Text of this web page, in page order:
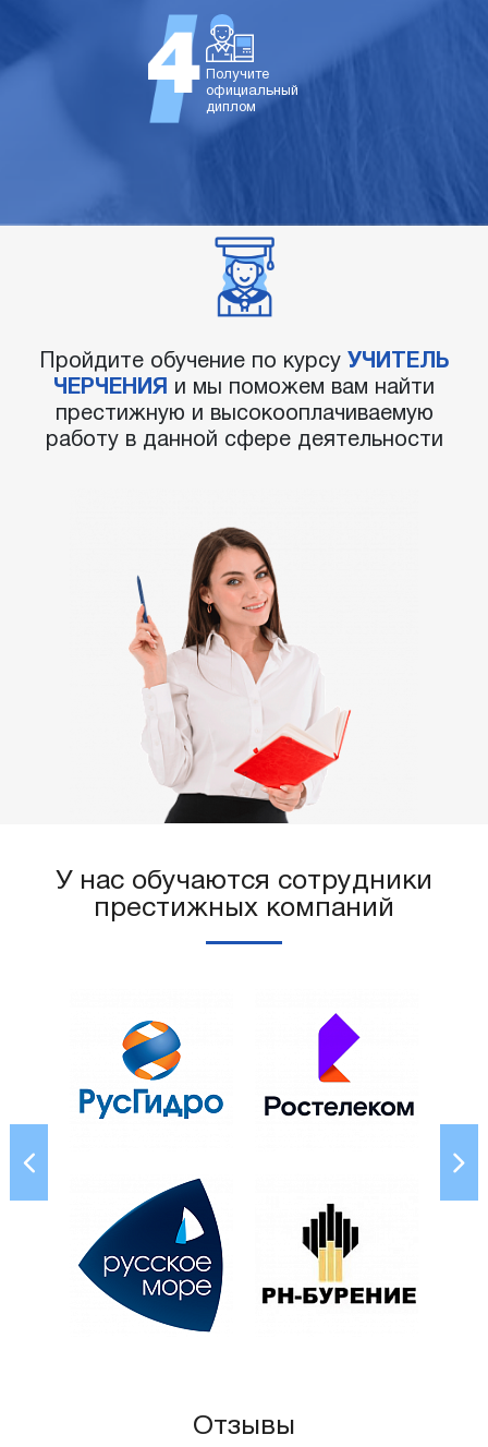
Получите
официальный
диплом
Пройдите обучение по курсу УЧИТЕЛЬ
ЧЕРЧЕНИЯ
и мы поможем вам найти
престижную и высокооплачиваемую
работу в данной сфере деятельности
У нас обучаются сотрудники
престижных компаний
Отзывы